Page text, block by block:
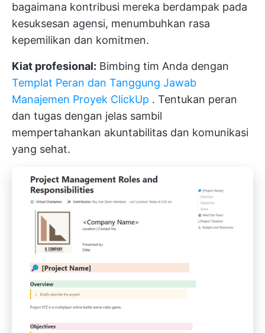
bagaimana kontribusi mereka berdampak pada
kesuksesan agensi, menumbuhkan rasa
kepemilikan dan komitmen.
Kiat profesional: Bimbing tim Anda dengan
Templat Peran dan Tanggung Jawab
Manajemen Proyek ClickUp . Tentukan peran
dan tugas dengan jelas sambil
mempertahankan akuntabilitas dan komunikasi
yang sehat.